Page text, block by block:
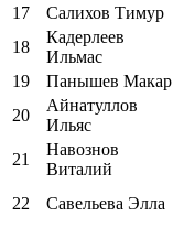
17
Салихов Тимур
18
Кадерлеев
Ильмас
19
Панышев Макар
20
Айнатуллов
Ильяс
21
Навознов
Виталий
22 Савельева Элла